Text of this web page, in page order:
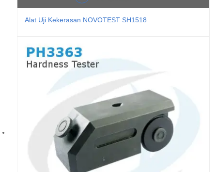
Alat Uji Kekerasan NOVOTEST SH1518